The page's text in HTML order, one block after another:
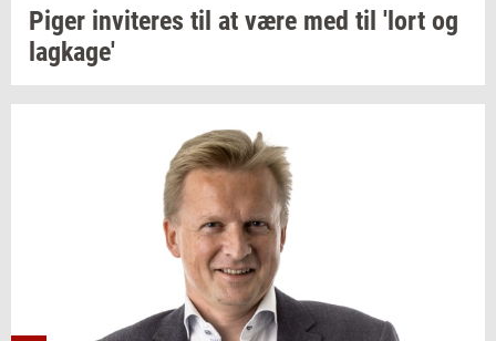
Piger in­vi­te­res til at være med til 'lort og
lag­ka­ge'